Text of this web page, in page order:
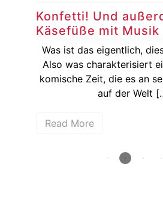
Konfetti! Und
Käsefüße mit Musik
Was ist das eigentlich,
Also was charakterisiert
komische Zeit, die es an
auf der Welt
Read More